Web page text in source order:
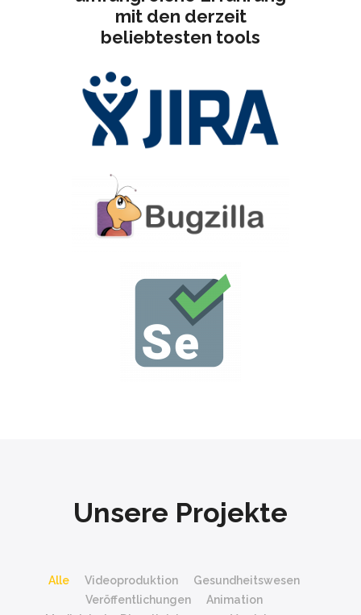
mit den derzeit
beliebtesten tools
Unsere Projekte
Alle Videoproduktion
Gesundheitswesen
Veröffentlichungen
Animation